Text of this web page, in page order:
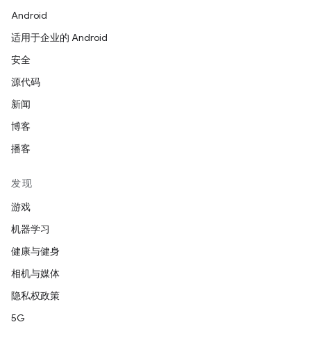
Android
适用于企业的 Android
安全
源代码
新闻
博客
播客
发现
游戏
机器学习
健康与健身
相机与媒体
隐私权政策
5G